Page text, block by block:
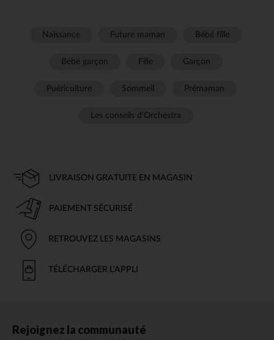
Naissance Future maman Bébé fille
Bébé garçon Fille Garçon
Puériculture Sommeil Prémaman
Les conseils d'Orchestra
LIVRAISON GRATUITE EN MAGASIN
PAIEMENT SÉCURISÉ
RETROUVEZ LES MAGASINS
TÉLÉCHARGER L'APPLI
Rejoignez la communauté